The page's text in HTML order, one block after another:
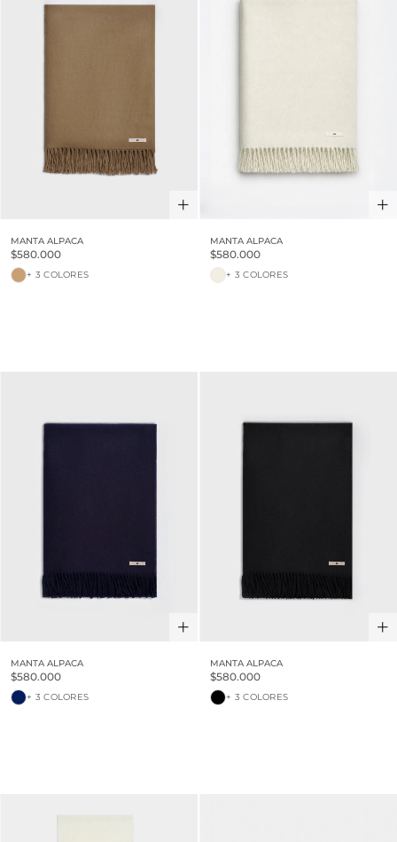
MANTA ALPACA
$580.000
+ 3 COLORES
MANTA ALPACA
$580.000
+ 3 COLORES
MANTA ALPACA
$580.000
+ 3 COLORES
MANTA ALPACA
$580.000
+ 3 COLORES